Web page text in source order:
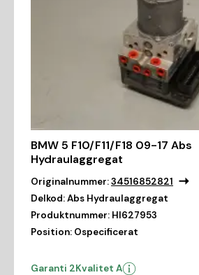
BMW 5 F10/F11/F18 09-17 Abs
Hydraulaggregat
Originalnummer:34516852821
Delkod:Abs Hydraulaggregat
Produktnummer: HI627953
Position: Ospecificerat
Garanti 2Kvalitet A